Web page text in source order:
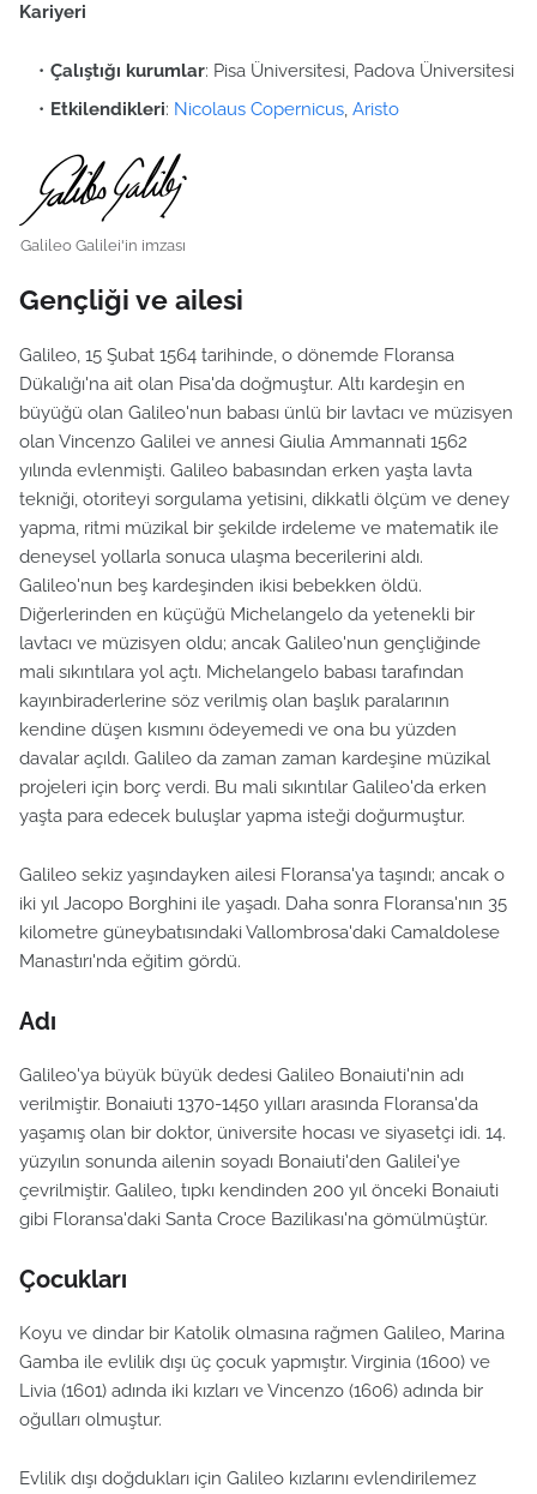
Kariyeri
Çalıştığı kurumlar: Pisa Üniversitesi, Padova Üniversitesi
Etkilendikleri: Nicolaus Copernicus, Aristo
Galileo Galilei'in imzası
Gençliği ve ailesi
Galileo, 15 Şubat 1564 tarihinde, o dönemde Floransa
Dükalığı'na ait olan Pisa'da doğmuştur. Altı kardeşin en
büyüğü olan Galileo'nun babası ünlü bir lavtacı ve müzisyen
olan Vincenzo Galilei ve annesi Giulia Ammannati 1562
yılında evlenmişti. Galileo babasından erken yaşta lavta
tekniği, otoriteyi sorgulama yetisini, dikkatli ölçüm ve deney
yapma, ritmi müzikal bir şekilde irdeleme ve matematik ile
deneysel yollarla sonuca ulaşma becerilerini aldı.
Galileo'nun beş kardeşinden ikisi bebekken öldü.
Diğerlerinden en küçüğü Michelangelo da yetenekli bir
lavtacı ve müzisyen oldu; ancak Galileo'nun gençliğinde
mali sıkıntılara yol açtı. Michelangelo babası tarafından
kayınbiraderlerine söz verilmiş olan başlık paralarının
kendine düşen kısmını ödeyemedi ve ona bu yüzden
davalar açıldı. Galileo da zaman zaman kardeşine müzikal
projeleri için borç verdi. Bu mali sıkıntılar Galileo'da erken
yaşta para edecek buluşlar yapma isteği doğurmuştur.
Galileo sekiz yaşındayken ailesi Floransa'ya taşındı; ancak o
iki yıl Jacopo Borghini ile yaşadı. Daha sonra Floransa'nın 35
kilometre güneybatısındaki Vallombrosa'daki Camaldolese
Manastırı'nda eğitim gördü.
Adı
Galileo'ya büyük büyük dedesi Galileo Bonaiuti'nin adı
verilmiştir. Bonaiuti 1370-1450 yılları arasında Floransa'da
yaşamış olan bir doktor, üniversite hocası ve siyasetçi idi. 14.
yüzyılın sonunda ailenin soyadı Bonaiuti'den Galilei'ye
çevrilmiştir. Galileo, tıpkı kendinden 200 yıl önceki Bonaiuti
gibi Floransa'daki Santa Croce Bazilikası'na gömülmüştür.
Çocukları
Koyu ve dindar bir Katolik olmasına rağmen Galileo, Marina
Gamba ile evlilik dışı üç çocuk yapmıştır. Virginia (1600) ve
Livia (1601) adında iki kızları ve Vincenzo (1606) adında bir
oğulları olmuştur.
Evlilik dışı doğdukları için Galileo kızlarını evlendirilemez